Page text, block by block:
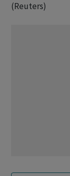
(Reuters)